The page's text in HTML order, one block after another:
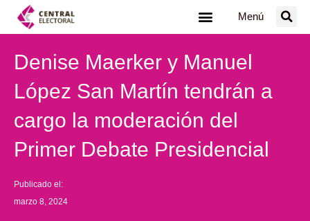
Menú
Denise Maerker y Manuel
López San Martín tendrán a
cargo la moderación del
Primer Debate Presidencial
Publicado el:
marzo 8, 2024